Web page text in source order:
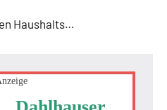
Haushalts…